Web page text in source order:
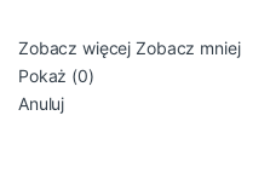
Zobacz więcej Zobacz mniej
Pokaż (0)
Anuluj